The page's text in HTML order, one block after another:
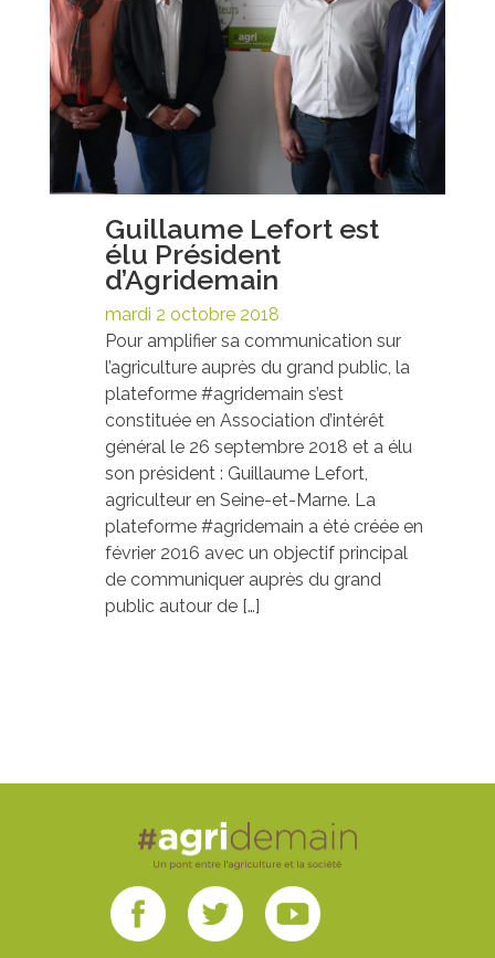
Guillaume Lefort est
élu Président
d’Agridemain
mardi 2 octobre 2018
Pour amplifier sa communication sur
l’agriculture auprès du grand public, la
plateforme #agridemain s’est
constituée en Association d’intérêt
général le 26 septembre 2018 et a élu
son président : Guillaume Lefort,
agriculteur en Seine-et-Marne. La
plateforme #agridemain a été créée en
février 2016 avec un objectif principal
de communiquer auprès du grand
public autour de […]